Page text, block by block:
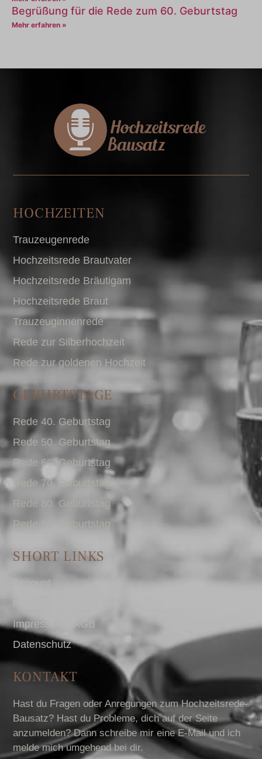
Begrüßung für die Rede zum 60. Geburtstag
Mehr erfahren »
HOCHZEITEN
Trauzeugenrede
Hochzeitsrede Brautvater
Hochzeitsrede Bräutigam
Hochzeitsrede Braut
Trauzeuginnenrede
Rede zur Silberhochzeit
Rede zur goldenen Hochzeit
GEBURTSTAGE
Rede 40. Geburtstag
Rede 50. Geburtstag
Rede 60. Geburtstag
Rede 70. Geburtstag
Rede 80. Geburtstag
Rede 90. Geburtstag
SHORT LINKS
Account
Impressum I AGB
Datenschutz
KONTAKT
Hast du Fragen oder Anregungen zum Hochzeitsrede-
Bausatz? Hast du Probleme, dich auf der Seite
anzumelden? Dann schreibe mir eine E-Mail und ich
melde mich umgehend bei dir.